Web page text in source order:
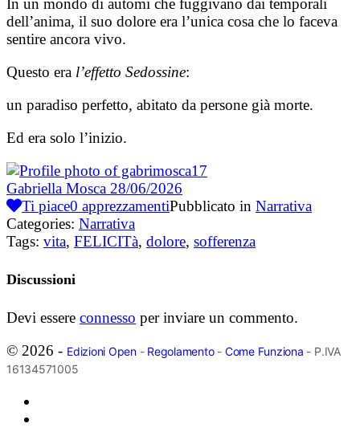
In un mondo di automi che fuggivano dai temporali
dell’anima, il suo dolore era l’unica cosa che lo faceva
sentire ancora vivo.
Questo era l’effetto Sedossine:
un paradiso perfetto, abitato da persone già morte.
Ed era solo l’inizio.
Gabriella Mosca 28/06/2026
Ti piace0 apprezzamentiPubblicato in Narrativa
Categories: Narrativa
Tags: vita, FELICITà, dolore, sofferenza
Discussioni
Devi essere connesso per inviare un commento.
© 2026 - Edizioni Open- Regolamento- Come Funziona - P.IVA
16134571005